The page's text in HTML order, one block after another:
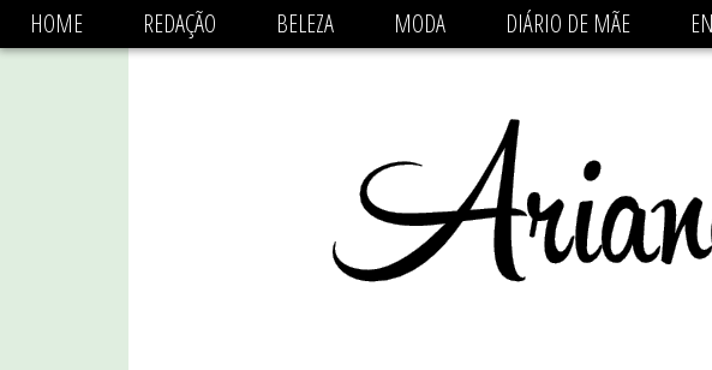
async='async' data-ad-client='ca-pub-1470782825684808' src='https://
HOME REDAÇÃO BELEZA MODA DIÁRIO DE MÃE